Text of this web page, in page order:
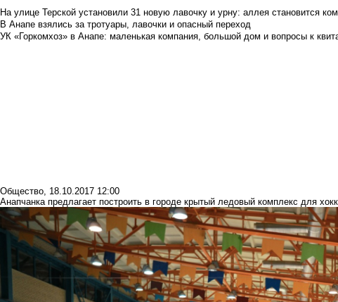
На улице Терской установили 31 новую лавочку и урну: аллея становится
В Анапе взялись за тротуары, лавочки и опасный переход
УК «Горкомхоз» в Анапе: маленькая компания, большой дом и вопросы к
Общество, 18.10.2017 12:00
Анапчанка предлагает построить в городе крытый ледовый комплекс для